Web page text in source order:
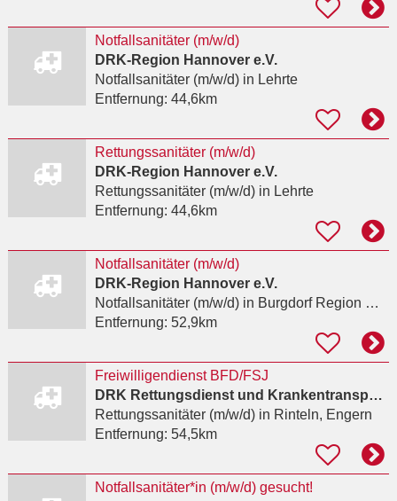
Notfallsanitäter (m/w/d)
DRK-Region Hannover e.V.
Notfallsanitäter (m/w/d)in Lehrte
Entfernung: 44,6km
Rettungssanitäter (m/w/d)
DRK-Region Hannover e.V.
Rettungssanitäter (m/w/d)in Lehrte
Entfernung: 44,6km
Notfallsanitäter (m/w/d)
DRK-Region Hannover e.V.
Notfallsanitäter (m/w/d)in Burgdorf Region Hannover
Entfernung: 52,9km
Freiwilligendienst BFD/FSJ
DRK Rettungsdienst und Krankentransport im Landkreis Schaumburg e. V.
Rettungssanitäter (m/w/d)in Rinteln, Engern
Entfernung: 54,5km
Notfallsanitäter*in (m/w/d) gesucht!